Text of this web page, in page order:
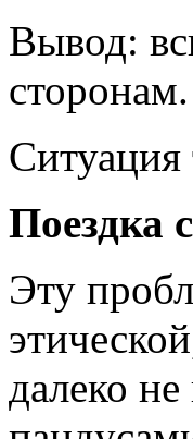
Вывод:
сторонам.
Ситуация
Поездка
Эту
далеко